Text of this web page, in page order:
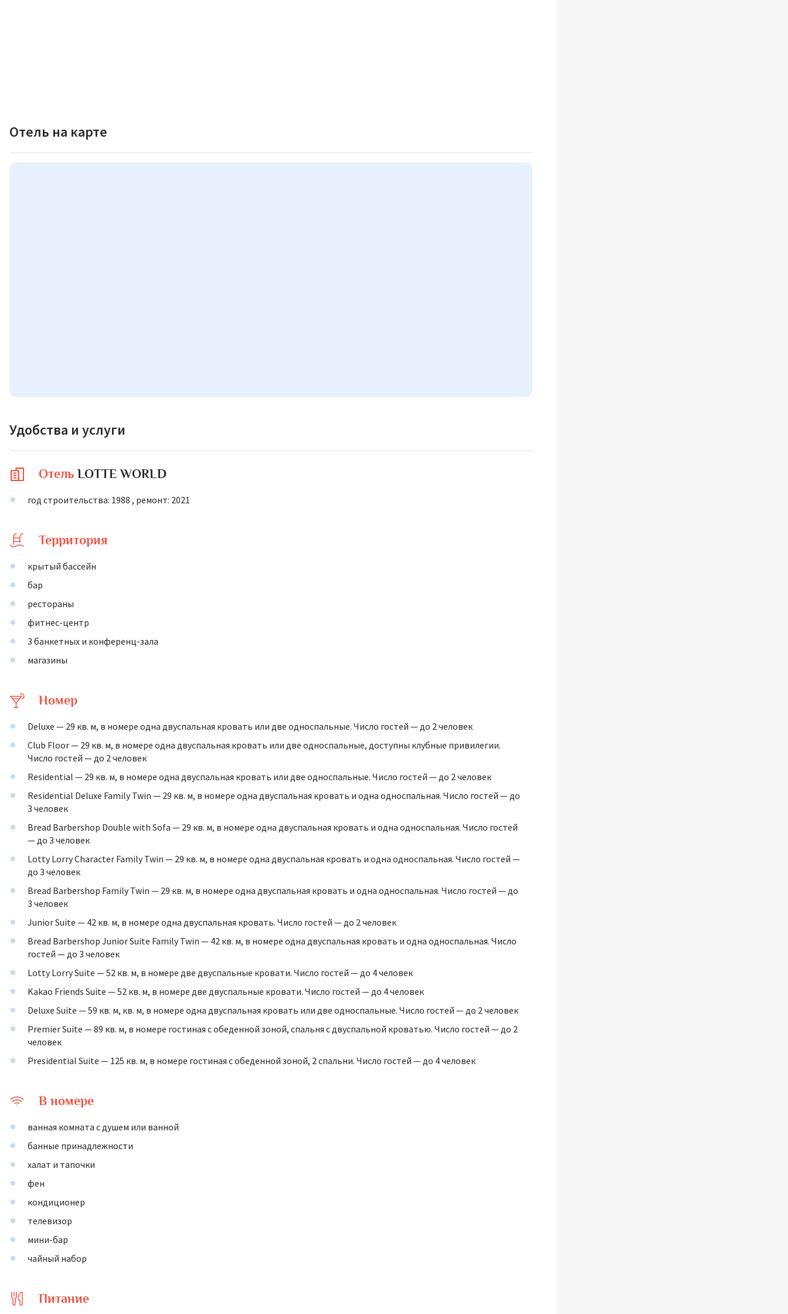
Отель на карте
Удобства и услуги
Отель LOTTE WORLD
год строительства: 1988 , ремонт: 2021
Территория
крытый бассейн
бар
рестораны
фитнес-центр
3 банкетных и конференц-зала
магазины
Номер
Deluxe — 29 кв. м, в номере одна двуспальная кровать или две односпальные. Число гостей — до 2 человек
Club Floor — 29 кв. м, в номере одна двуспальная кровать или две односпальные, доступны клубные привилегии.
Число гостей — до 2 человек
Residential — 29 кв. м, в номере одна двуспальная кровать или две односпальные. Число гостей — до 2 человек
Residential Deluxe Family Twin — 29 кв. м, в номере одна двуспальная кровать и одна односпальная. Число гостей — до
3 человек
Bread Barbershop Double with Sofa — 29 кв. м, в номере одна двуспальная кровать и одна односпальная. Число гостей
— до 3 человек
Lotty Lorry Character Family Twin — 29 кв. м, в номере одна двуспальная кровать и одна односпальная. Число гостей —
до 3 человек
Bread Barbershop Family Twin — 29 кв. м, в номере одна двуспальная кровать и одна односпальная. Число гостей — до
3 человек
Junior Suite — 42 кв. м, в номере одна двуспальная кровать. Число гостей — до 2 человек
Bread Barbershop Junior Suite Family Twin — 42 кв. м, в номере одна двуспальная кровать и одна односпальная. Число
гостей — до 3 человек
Lotty Lorry Suite — 52 кв. м, в номере две двуспальные кровати. Число гостей — до 4 человек
Kakao Friends Suite — 52 кв. м, в номере две двуспальные кровати. Число гостей — до 4 человек
Deluxe Suite — 59 кв. м, кв. м, в номере одна двуспальная кровать или две односпальные. Число гостей — до 2 человек
Premier Suite — 89 кв. м, в номере гостиная с обеденной зоной, спальня с двуспальной кроватью. Число гостей — до 2
человек
Presidential Suite — 125 кв. м, в номере гостиная с обеденной зоной, 2 спальни. Число гостей — до 4 человек
В номере
ванная комната с душем или ванной
банные принадлежности
халат и тапочки
фен
кондиционер
телевизор
мини-бар
чайный набор
Питание